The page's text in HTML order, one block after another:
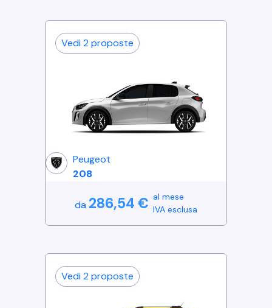
Vedi 2 proposte
Peugeot
208
da 286,54 € al mese
IVA esclusa
Vedi 2 proposte